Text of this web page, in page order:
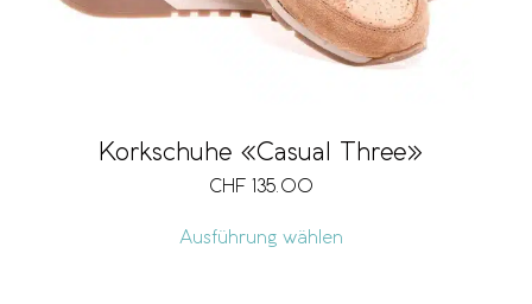
Korkschuhe «Casual Three»
CHF 135.00
Ausführung wählen